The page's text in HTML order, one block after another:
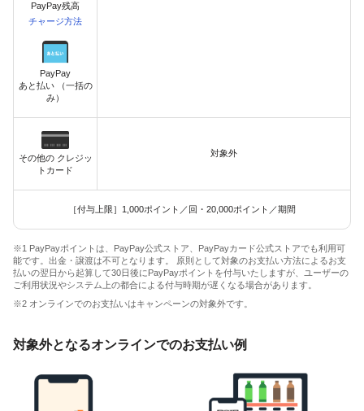
PayPay残高
チャージ方法
PayPay
あと払い （一括の
み）
その他の クレジッ
トカード
対象外
［付与上限］1,000ポイント／回・20,000ポイント／期間
※1 PayPayポイントは、PayPay公式ストア、PayPayカード公式ストアでも利用可
能です。出金・譲渡は不可となります。 原則として対象のお支払い方法によるお支
払いの翌日から起算して30日後にPayPayポイントを付与いたしますが、ユーザーの
ご利用状況やシステム上の都合による付与時期が遅くなる場合があります。
※2 オンラインでのお支払いはキャンペーンの対象外です。
対象外となるオンラインでのお支払い例